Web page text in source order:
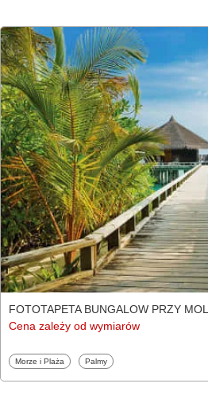
FOTOTAPETA BUNGALOW PRZY
Cena zależy od wymiarów
Fototapety
Morze i Plaża Fototapety
Palmy